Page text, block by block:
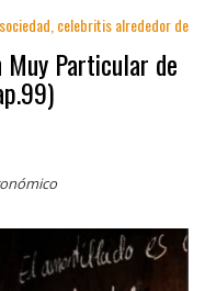
celebritis alrededor de
Muy Particular de